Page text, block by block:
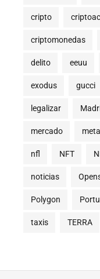
cripto
criptomonedas
delito eeuu
exodus gucci
legalizar
mercado
nfl NFT
noticias
Polygon
taxis TERRA